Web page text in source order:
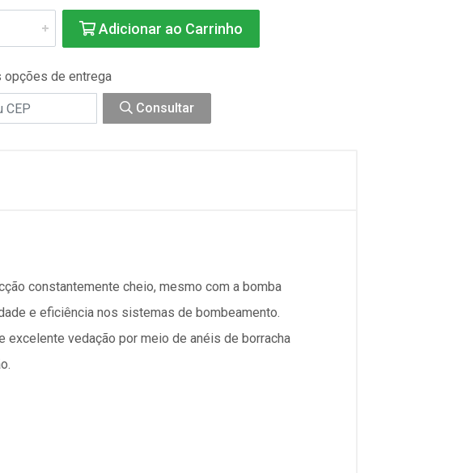
Adicionar ao Carrinho
opções de entrega
Consultar
constantemente cheio, mesmo com a bomba
e eficiência nos sistemas de bombeamento.
excelente vedação por meio de anéis de borracha